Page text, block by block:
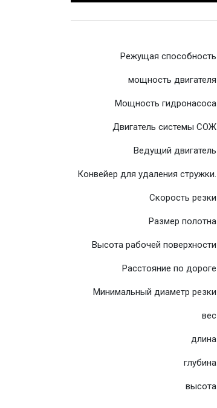
Режущая способность
мощность двигателя
Мощность гидронасоса
Двигатель системы СОЖ
Ведущий двигатель
Конвейер для удаления стружки.
Скорость резки
Размер полотна
Высота рабочей поверхности
Расстояние по дороге
Минимальный диаметр резки
вес
длина
глубина
высота